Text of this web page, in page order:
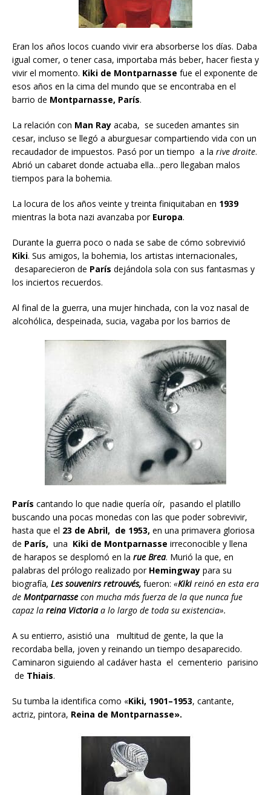
Eran los años locos cuando vivir era absorberse los días. Daba
igual comer, o tener casa, importaba más beber, hacer fiesta y
vivir el momento. Kiki de Montparnasse fue el exponente de
esos años en la cima del mundo que se encontraba en el
barrio de Montparnasse, París.
La relación con Man Ray acaba, se suceden amantes sin
cesar, incluso se llegó a aburguesar compartiendo vida con un
recaudador de impuestos. Pasó por un tiempo a la rive droite.
Abrió un cabaret donde actuaba ella…pero llegaban malos
tiempos para la bohemia.
La locura de los años veinte y treinta finiquitaban en 1939
mientras la bota nazi avanzaba por Europa.
Durante la guerra poco o nada se sabe de cómo sobrevivió
Kiki. Sus amigos, la bohemia, los artistas internacionales,
desaparecieron de París dejándola sola con sus fantasmas y
los inciertos recuerdos.
Al final de la guerra, una mujer hinchada, con la voz nasal de
alcohólica, despeinada, sucia, vagaba por los barrios de
París cantando lo que nadie quería oír, pasando el platillo
buscando una pocas monedas con las que poder sobrevivir,
hasta que el 23 de Abril, de 1953, en una primavera gloriosa
de París, una Kiki de Montparnasse irreconocible y llena
de harapos se desplomó en la rue Brea. Murió la que, en
palabras del prólogo realizado por Hemingway para su
biografía, Les souvenirs retrouvés, fueron: «Kikireinó en esta era
de Montparnasse con mucha más fuerza de la que nunca fue
capaz la reina Victoriaa lo largo de toda su existencia».
A su entierro, asistió una multitud de gente, la que la
recordaba bella, joven y reinando un tiempo desaparecido.
Caminaron siguiendo al cadáver hasta el cementerio parisino
de Thiais.
Su tumba la identifica como «Kiki, 1901–1953, cantante,
actriz, pintora, Reina de Montparnasse».